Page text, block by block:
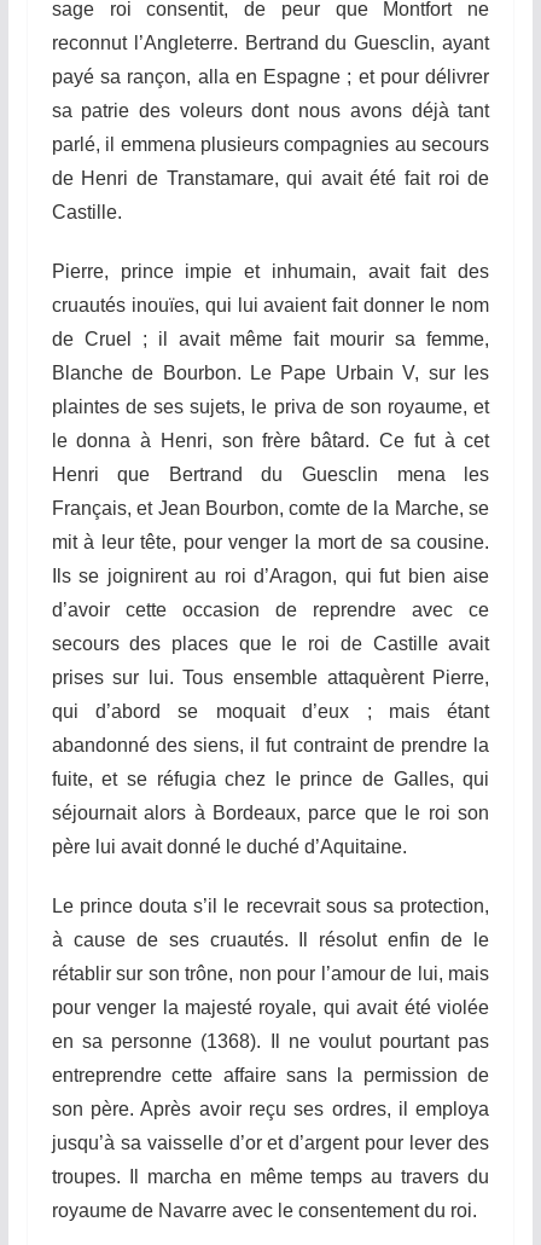
sage roiconsentit, de peur que Montfortne
reconnut l’Angleterre. Bertrand du Guesclin, ayant
payé sa rançon, alla en Espagne ; et pour délivrer
sa patrie des voleurs dont nous avons déjà tant
parlé, il emmena plusieurs compagnies au secours
de Henri de Transtamare, qui avait été fait roi de
Castille.
Pierre, prince impie et inhumain, avait fait des
cruautés inouïes, qui lui avaient fait donner le nom
de Cruel ; il avait même fait mourir sa femme,
Blanche de Bourbon. Le Pape Urbain V, sur les
plaintes de ses sujets, le priva de son royaume, et
le donna à Henri, son frère bâtard. Ce fut à cet
Henri que Bertrand du Guesclin mena les
Français, et Jean Bourbon, comte de la Marche, se
mit à leur tête, pour venger la mort de sa cousine.
Ils se joignirent au roi d’Aragon, qui fut bien aise
d’avoir cetteoccasion de reprendre avec ce
secours des places que le roi de Castilleavait
prises sur lui. Tous ensemble attaquèrent Pierre,
qui d’abord se moquait d’eux ; mais étant
abandonné des siens, il fut contraint de prendre la
fuite, et se réfugia chez le prince de Galles, qui
séjournait alors à Bordeaux, parce que le roi son
père lui avait donné le duché d’Aquitaine.
Le prince douta s’il le recevrait sous sa protection,
à cause de ses cruautés. Il résolut enfin de le
rétablir sur son trône, non pour l’amour de lui, mais
pour venger la majesté royale, qui avait été violée
en sa personne (1368).
ne voulut pourtant pas
entreprendrecette affaire sans la permission de
son père. Après avoir reçu ses ordres, il employa
jusqu’à sa vaisselle d’or et d’argent pour lever des
troupes.
marcha en même temps au travers du
royaume de Navarre avec le consentement du roi.